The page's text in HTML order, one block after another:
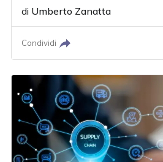
di Umberto Zanatta
Condividi